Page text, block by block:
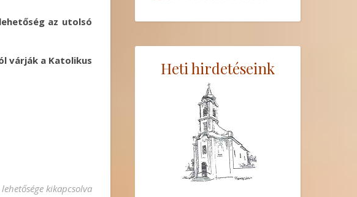
az utolsó
várják a Katolikus
június 21. 16h bejegyzéshez
kikapcsolva
Heti hirdetéseink